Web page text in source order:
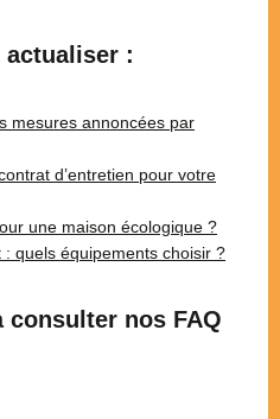
:
mesures annoncées par
d’entretien pour votre
une maison écologique ?
quels équipements choisir ?
consulter nos FAQ